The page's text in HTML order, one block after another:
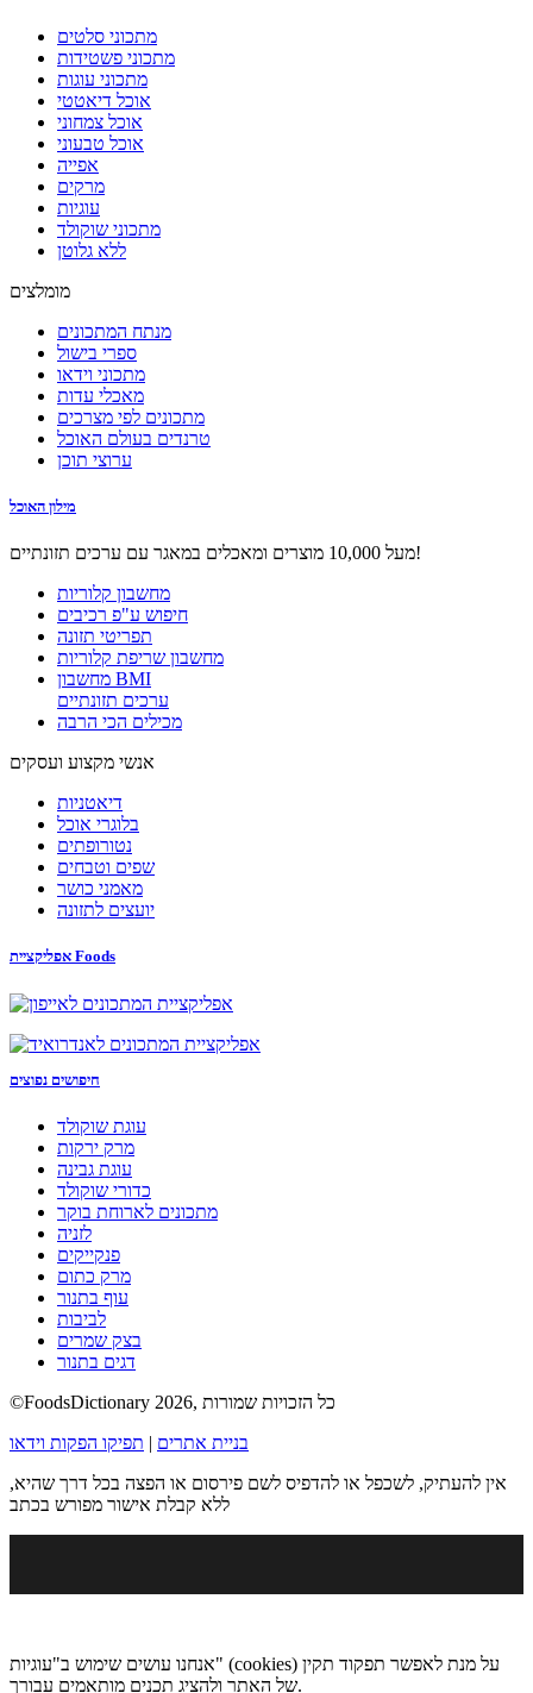
מתכוני סלטים
מתכוני פשטידות
מתכוני עוגות
אוכל דיאטטי
אוכל צמחוני
אוכל טבעוני
אפייה
מרקים
עוגיות
מתכוני שוקולד
ללא גלוטן
מומלצים
מנתח המתכונים
ספרי בישול
מתכוני וידאו
מאכלי עדות
מתכונים לפי מצרכים
טרנדים בעולם האוכל
ערוצי תוכן
מילון האוכל
מעל 10,000 מוצרים ומאכלים במאגר עם ערכים תזונתיים!
מחשבון קלוריות
חיפוש ע"פ רכיבים
תפריטי תזונה
מחשבון שריפת קלוריות
מחשבון BMI
ערכים תזונתיים
מכילים הכי הרבה
אנשי מקצוע ועסקים
דיאטניות
בלוגרי אוכל
נטורופתים
שפים וטבחים
מאמני כושר
יועצים לתזונה
אפליקציית Foods
חיפושים נפוצים
עוגת שוקולד
מרק ירקות
עוגת גבינה
כדורי שוקולד
מתכונים לארוחת בוקר
לזניה
פנקייקים
מרק כתום
עוף בתנור
לביבות
בצק שמרים
דגים בתנור
©FoodsDictionary 2026, כל הזכויות שמורות
בניית אתרים | תפיקו הפקות וידאו
אין להעתיק, לשכפל או להדפיס לשם פירסום או הפצה בכל דרך שהיא,
ללא קבלת אישור מפורש בכתב
אנחנו עושים שימוש ב"עוגיות" (cookies) על מנת לאפשר תפקוד תקין
של האתר ולהציג תכנים מותאמים עבורך.